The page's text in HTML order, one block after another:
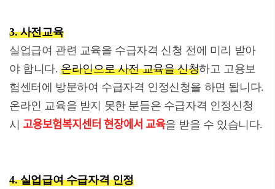
3. 사전교육
실업급여 관련 교육을 수급자격 신청 전에 미리 받아
야 합니다.온라인으로 사전 교육을 신청하고 고용보
험센터에 방문하여 수급자격 인정신청을 하면 됩니다.
온라인 교육을 받지 못한 분들은 수급자격 인정신청
시 고용보험복지센터 현장에서 교육을 받을 수 있습니다.
4. 실업급여 수급자격 인정